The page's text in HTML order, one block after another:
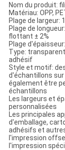
Nom du produit:
Matériau: OPP,
Plage de largeur:
Plage de
flottant ± 2%
Plage
Type:
adhésif
Style et motif:
d'échantillons
également être
échantillons
Les largeurs et
personnalisées
Les principales
d'emballage,
adhésifs et
l'impression
l'impression